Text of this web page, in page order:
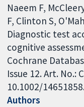
Naeem F,
F, Clinton S,
Diagnostic test
cognitive
Cochrane
Issue 12. Art. No.:
10.1002/
Authors